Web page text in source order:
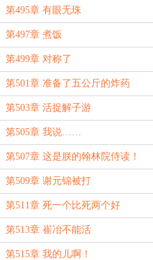
第495章 有眼无珠
第497章 煮饭
第499章 对称了
第501章 准备了五公斤的炸药
第503章 活捉解子游
第505章 我说……
第507章 这是朕的翰林院侍读！
第509章 谢元锦被打
第511章 死一个比死两个好
第513章 崔冶不能活
第515章 我的儿啊！